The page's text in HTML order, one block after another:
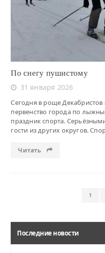
По снегу пушистому
31 января 2026
Сегодня в роще
первенство города по
праздник спорта.
гости из других округов.
Читать
1
Последние новости